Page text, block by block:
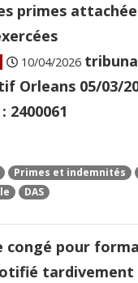
primes
10/04/2026
Orleans 05/03/
2400061
Primes et indemnités
DAS
congé pour
tardivement